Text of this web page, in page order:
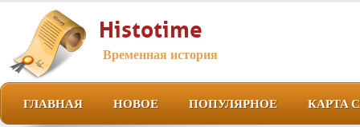
Histotime
Временная история
ГЛАВНАЯ НОВОЕ ПОПУЛЯРНОЕ КАРТА